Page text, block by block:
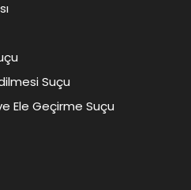
Suçu
Ele Geçirme Suçu